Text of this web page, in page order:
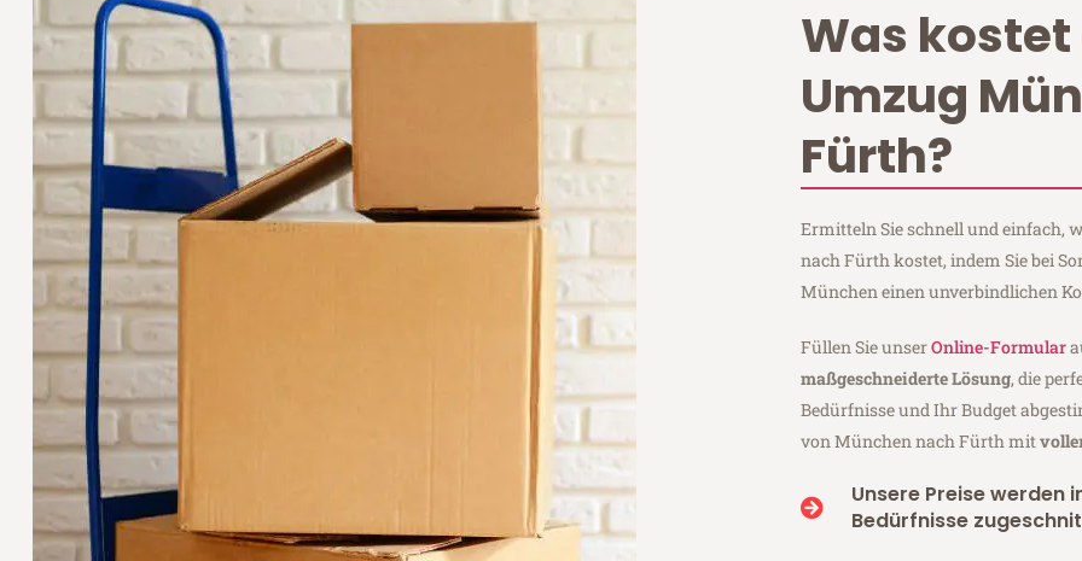
Was kostet
Umzug
Fürth?
Ermitteln Sie schnell und einfach,
nach Fürth kostet, indem Sie bei
München einen unverbindlichen
Füllen Sie unserOnline-Formular
maßgeschneiderte Lösung, die
Bedürfnisse und Ihr Budget
von München nach Fürth mit
Unsere Preise werden
Bedürfnisse